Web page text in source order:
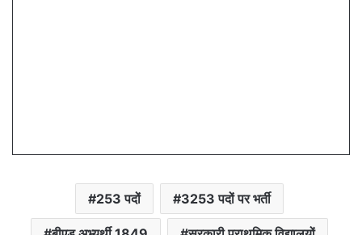
253 पदों 3253 पदों पर भर्ती